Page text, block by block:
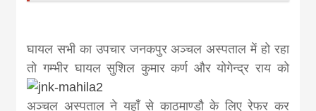
घायल सभी का उपचार जनकपुर अञ्चल अस्पताल में हो रहा
तो गम्भीर घायल सुशिलकुमार कर्ण और योगेन्द्र राय को
अञ्चल अस्पताल ने यहाँ से काठमाण्डौ के लिए रेफर कर